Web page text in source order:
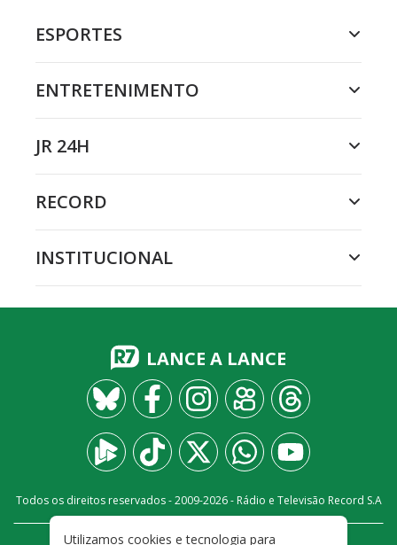
ESPORTES
ENTRETENIMENTO
JR 24H
RECORD
INSTITUCIONAL
LANCE A LANCE
Todos os direitos reservados - 2009-2026- Rádio e Televisão Record S.A
Utilizamos cookies e tecnologia para